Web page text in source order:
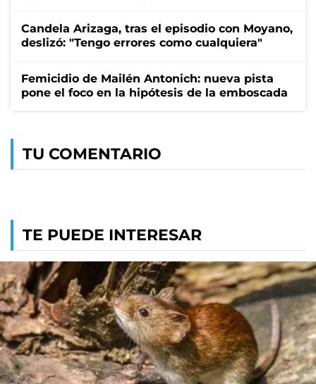
Candela Arizaga, tras el episodio con Moyano,
deslizó: "Tengo errores como cualquiera"
Femicidio de Mailén Antonich: nueva pista
pone el foco en la hipótesis de la emboscada
TU COMENTARIO
TE PUEDE INTERESAR